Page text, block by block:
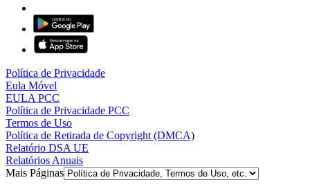
Política de Privacidade
Eula Móvel
EULA PCC
Política de Privacidade PCC
Termos de Uso
Política de Retirada de Copyright (DMCA)
Relatório DSA UE
Relatórios Anuais
Mais Páginas